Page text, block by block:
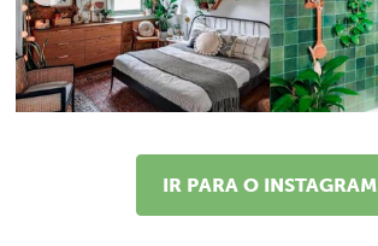
IR PARA O INSTAGRAM